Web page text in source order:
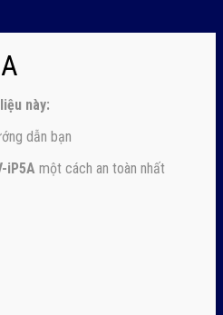
này:
dẫn bạn
iP5A một cách an toàn nhất